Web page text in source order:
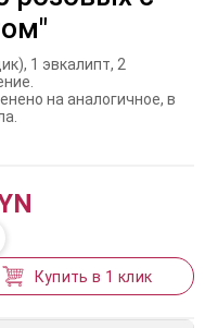
1 эвкалипт, 2
на аналогичное, в
Купить в 1 клик